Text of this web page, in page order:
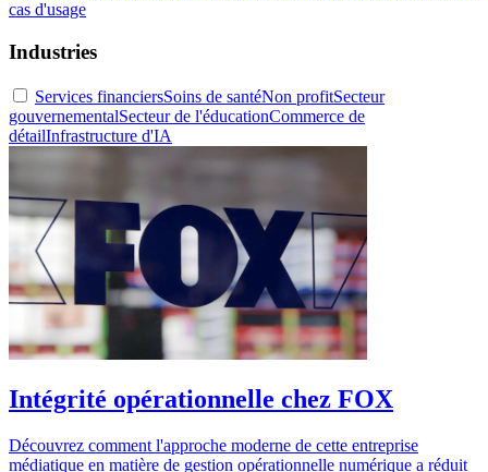
cas d'usage
Industries
Services financiersSoins de santéNon profitSecteur
gouvernementalSecteur de l'éducationCommerce de
détailInfrastructure d'IA
Intégrité opérationnelle chez FOX
Découvrez comment l'approche moderne de cette entreprise
médiatique en matière de gestion opérationnelle numérique a réduit